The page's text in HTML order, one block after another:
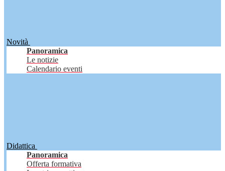
Novità
Panoramica
Le notizie
Calendario eventi
Didattica
Panoramica
Offerta formativa